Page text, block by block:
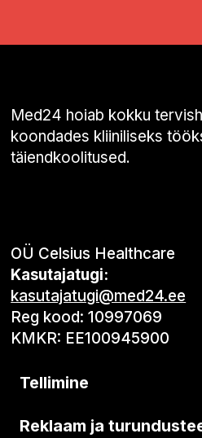
Med24 hoiab kokku
koondades kliiniliseks
täiendkoolitused.
OÜ Celsius Healthcare
Kasutajatugi:
kasutajatugi@med24.ee
Reg kood: 10997069
KMKR: EE100945900
Tellimine
Reklaam ja